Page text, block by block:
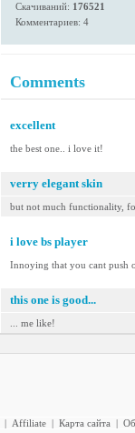
Скачиваний: 176521
Комментариев: 4
Comments
excellent
the best one.. i love it!
verry elegant skin
but not much functionality,
i love bs player
Innoying that you cant push
this one is good...
... me like!
| Affiliate | Карта сайта |